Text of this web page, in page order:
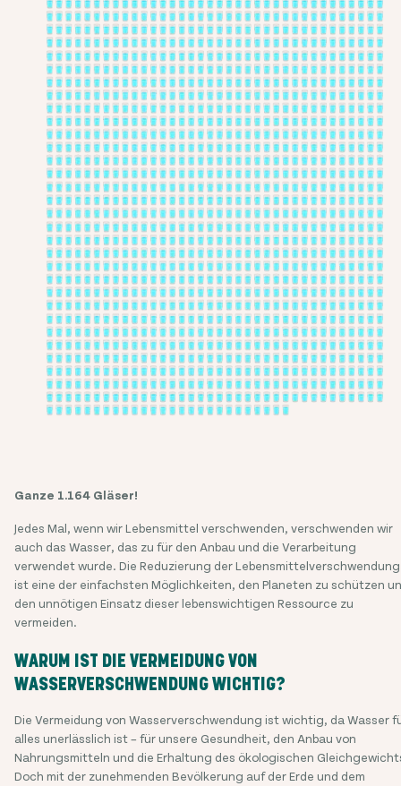
Ganze 1.164 Gläser!
Jedes Mal, wenn wir Lebensmittel verschwenden, verschwenden wir
auch das Wasser, das zu für den Anbau und die Verarbeitung
verwendet wurde. Die Reduzierung der Lebensmittelverschwendung
ist eine der einfachsten Möglichkeiten, den Planeten zu schützen
den unnötigen Einsatz dieser lebenswichtigen Ressource zu
vermeiden.
WARUM IST DIE VERMEIDUNG VON
WASSERVERSCHWENDUNG WICHTIG?
Die Vermeidung von Wasserverschwendung ist wichtig, da Wasser
alles unerlässlich ist – für unsere Gesundheit, den Anbau von
Nahrungsmitteln und die Erhaltung des ökologischen
Doch mit der zunehmenden Bevölkerung auf der Erde und dem